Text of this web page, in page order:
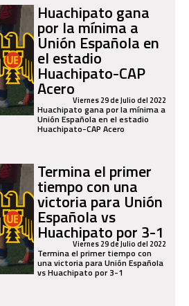
Huachipato gana
por la mínima a
Unión Española en
el estadio
Huachipato-CAP
AceroViernes 29 de Julio del 2022
Huachipato gana por la mínima a
Unión Española en el estadio
Huachipato-CAP Acero
Termina el primer
tiempo con una
victoria para Unión
Española vs
Huachipato por 3-1
Viernes 29 de Julio del 2022
Termina el primer tiempo con
una victoria para Unión Española
vs Huachipato por 3-1